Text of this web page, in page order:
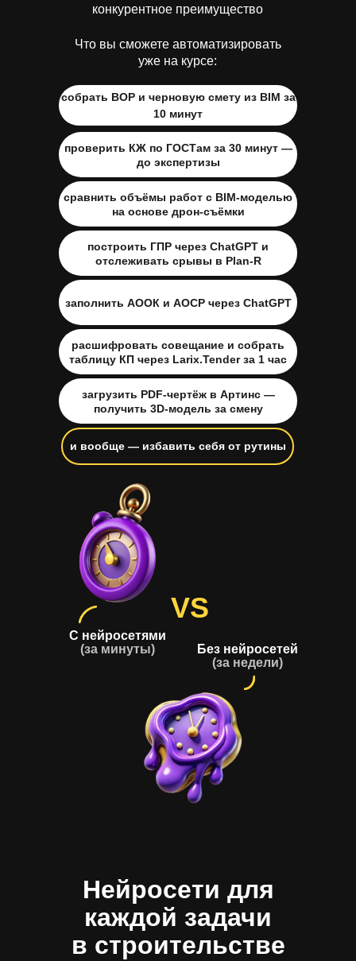
Что вы сможете автоматизировать
уже на курсе:
конкурентное преимущество
VS
С нейросетями
(за минуты)
Без нейросетей
(за недели)
проверить КЖ по ГОСТам за 30 минут —
до экспертизы
построить ГПР через ChatGPT и
отслеживать срывы в Plan-R
и вообще — избавить себя от рутины
загрузить PDF-чертёж в Артинс —
получить 3D-модель за смену
расшифровать совещание и собрать
таблицу КП через Larix.Tender за 1 час
заполнить АООК и АОСР через ChatGPT
сравнить объёмы работ с BIM-моделью
на основе дрон-съёмки
собрать ВОР и черновую смету из BIM за
10 минут
Нейросети для
каждой задачи
в строительстве